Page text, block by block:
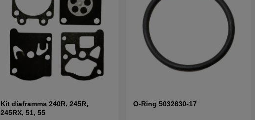
Kit diaframma 240R, 245R,
245RX, 51, 55
O-Ring 5032630-17